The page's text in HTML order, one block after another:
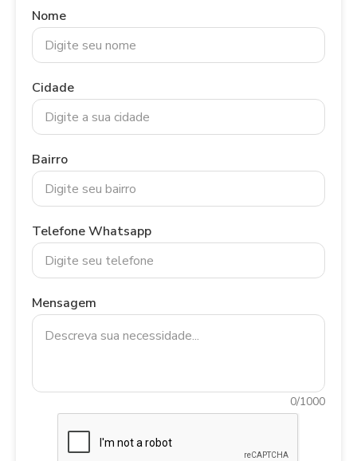
Nome
Cidade
Bairro
Telefone Whatsapp
Mensagem
0/1000